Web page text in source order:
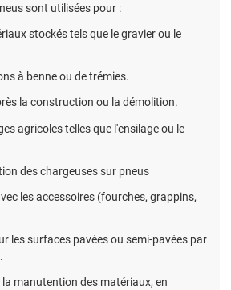
sont utilisées pour :
stockés tels que le gravier ou le
à benne ou de trémies.
la construction ou la démolition.
agricoles telles que l'ensilage ou le
des chargeuses sur pneus
les accessoires (fourches, grappins,
les surfaces pavées ou semi-pavées par
manutention des matériaux, en